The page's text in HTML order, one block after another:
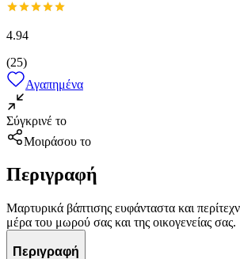
4.94
(25)
Αγαπημένα
Σύγκρινέ το
Μοιράσου το
Περιγραφή
Μαρτυρικά βάπτισης ευφάνταστα και
μέρα του μωρού σας και της οικογενείας σας.
Περιγραφή